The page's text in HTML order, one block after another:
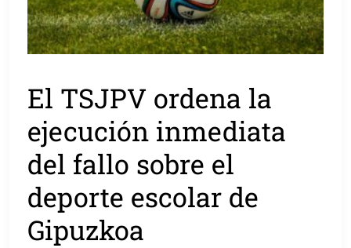
El TSJPV ordena la
ejecución inmediata
del fallo sobre el
deporte escolar de
Gipuzkoa